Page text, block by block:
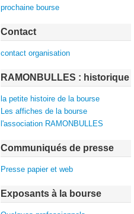
prochaine bourse
Contact
contact organisation
RAMONBULLES : historique
la petite histoire de la bourse
Les affiches de la bourse
l'association RAMONBULLES
Communiqués de presse
Presse papier et web
Exposants à la bourse